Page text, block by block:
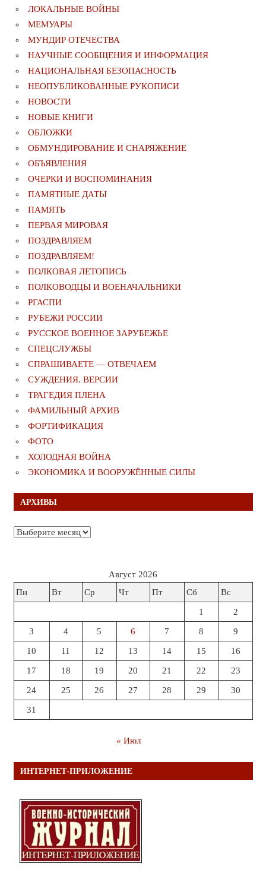
ЛОКАЛЬНЫЕ ВОЙНЫ
МЕМУАРЫ
МУНДИР ОТЕЧЕСТВА
НАУЧНЫЕ СООБЩЕНИЯ И ИНФОРМАЦИЯ
НАЦИОНАЛЬНАЯ БЕЗОПАСНОСТЬ
НЕОПУБЛИКОВАННЫЕ РУКОПИСИ
НОВОСТИ
НОВЫЕ КНИГИ
ОБЛОЖКИ
ОБМУНДИРОВАНИЕ И СНАРЯЖЕНИЕ
ОБЪЯВЛЕНИЯ
ОЧЕРКИ И ВОСПОМИНАНИЯ
ПАМЯТНЫЕ ДАТЫ
ПАМЯТЬ
ПЕРВАЯ МИРОВАЯ
ПОЗДРАВЛЯЕМ
ПОЗДРАВЛЯЕМ!
ПОЛКОВАЯ ЛЕТОПИСЬ
ПОЛКОВОДЦЫ И ВОЕНАЧАЛЬНИКИ
РГАСПИ
РУБЕЖИ РОССИИ
РУССКОЕ ВОЕННОЕ ЗАРУБЕЖЬЕ
СПЕЦСЛУЖБЫ
СПРАШИВАЕТЕ — ОТВЕЧАЕМ
СУЖДЕНИЯ. ВЕРСИИ
ТРАГЕДИЯ ПЛЕНА
ФАМИЛЬНЫЙ АРХИВ
ФОРТИФИКАЦИЯ
ФОТО
ХОЛОДНАЯ ВОЙНА
ЭКОНОМИКА И ВООРУЖЁННЫЕ СИЛЫ
АРХИВЫ
Архивы
Август 2026
Пн
Вт Ср Чт Пт Сб Вс
1 2
3 4 5 6 7 8 9
10 11 12 13 14 15 16
17 18 19 20 21 22 23
24 25 26 27 28 29 30
31
« Июл
ИНТЕРНЕТ-ПРИЛОЖЕНИЕ